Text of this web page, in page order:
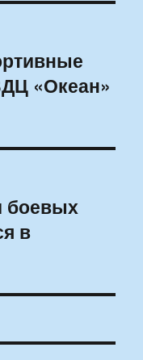
«Океан»
боевых
в